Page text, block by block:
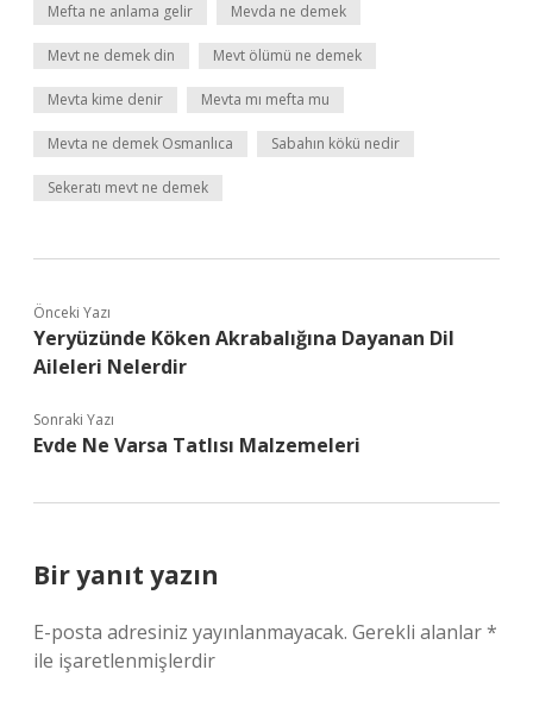
Mefta ne anlama gelir Mevda ne demek
Mevt ne demek din Mevt ölümü ne demek
Mevta kime denir Mevta mı mefta mu
Mevta ne demek Osmanlıca Sabahın kökü nedir
Sekeratı mevt ne demek
Önceki Yazı
Yeryüzünde Köken Akrabalığına Dayanan Dil
Aileleri Nelerdir
Sonraki Yazı
Evde Ne Varsa Tatlısı Malzemeleri
Bir yanıt yazın
E-posta adresiniz yayınlanmayacak. Gerekli alanlar*
ile işaretlenmişlerdir